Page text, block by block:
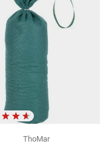
ThoMar